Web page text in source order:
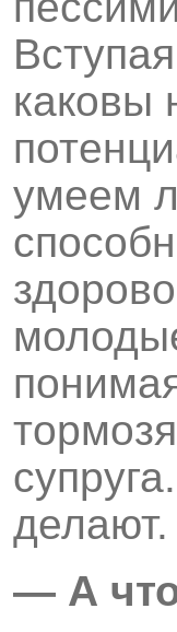
каковы
умеем
— А